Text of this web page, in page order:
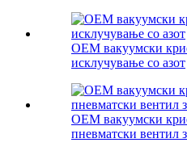
OEM вакуумски
исклучување со азот
OEM вакуумски
пневматски вентил